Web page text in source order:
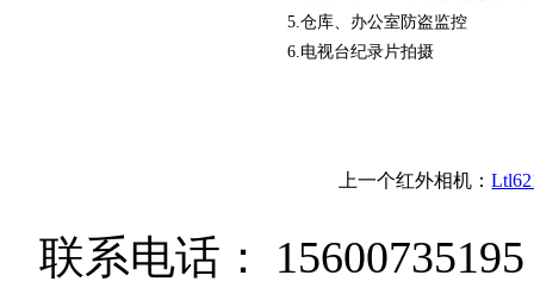
5.仓库、办公室防盗监控
6.电视台纪录片拍摄
上一个红外相机：
联系电话：
15600735195